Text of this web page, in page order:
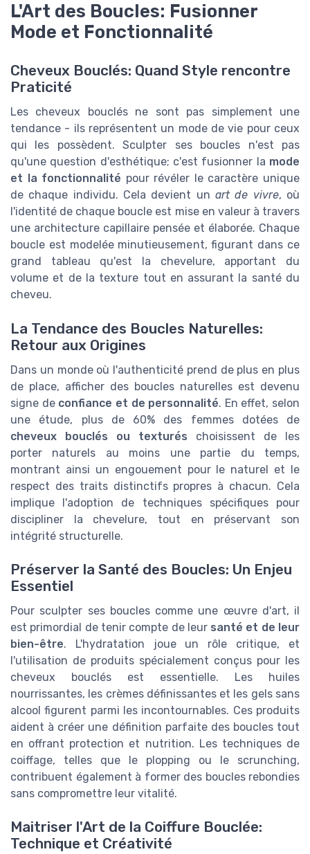
L'Art des Boucles: Fusionner
Mode et Fonctionnalité
Cheveux Bouclés: Quand Style rencontre
Praticité
Les cheveux bouclés ne sont pas simplement une
tendance - ils représentent un mode de vie pour ceux
qui les possèdent. Sculpter ses boucles n'est pas
qu'une question d'esthétique; c'est fusionner la mode
et la fonctionnalité pour révéler le caractère unique
de chaque individu. Cela devient un art de vivre, où
l'identité de chaque boucle est mise en valeur à travers
une architecture capillaire pensée et élaborée. Chaque
boucle est modelée minutieusement, figurant dans ce
grand tableau qu'est la chevelure, apportant du
volume et de la texture tout en assurant la santé du
cheveu.
La Tendance des Boucles Naturelles:
Retour aux Origines
Dans un monde où l'authenticité prend de plus en plus
de place, afficher des boucles naturelles est devenu
signe de confiance et de personnalité. En effet, selon
une étude, plus de 60% des femmes dotées de
cheveux bouclés ou texturés choisissent de les
porter naturels au moins une partie du temps,
montrant ainsi un engouement pour le naturel et le
respect des traits distinctifs propres à chacun. Cela
implique l'adoption de techniques spécifiques pour
discipliner la chevelure, tout en préservant son
intégrité structurelle.
Préserver la Santé des Boucles: Un Enjeu
Essentiel
Pour sculpter ses boucles comme une œuvre d'art, il
est primordial de tenir compte de leur santé et de leur
bien-être. L'hydratation joue un rôle critique, et
l'utilisation de produits spécialement conçus pour les
cheveux bouclés est essentielle. Les huiles
nourrissantes, les crèmes définissantes et les gels sans
alcool figurent parmi les incontournables. Ces produits
aident à créer une définition parfaite des boucles tout
en offrant protection et nutrition. Les techniques de
coiffage, telles que le plopping ou le scrunching,
contribuent également à former des boucles rebondies
sans compromettre leur vitalité.
Maitriser l'Art de la Coiffure Bouclée:
Technique et Créativité